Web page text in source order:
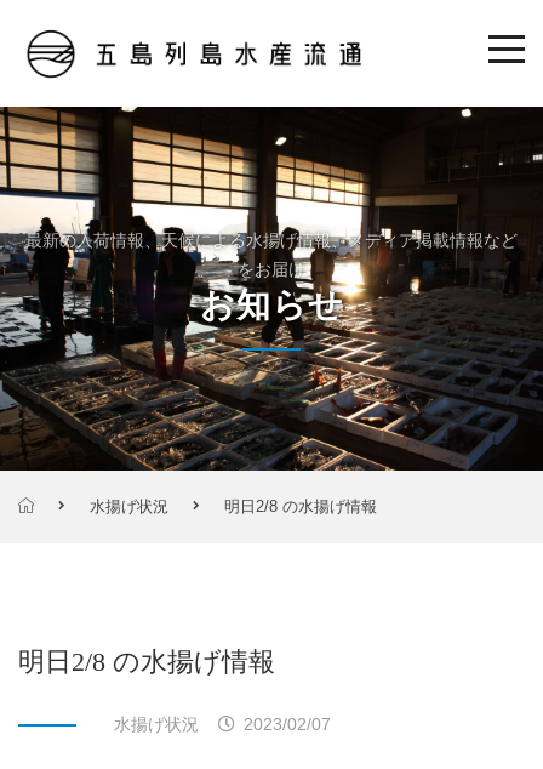
最新の入荷情報、天候による水揚げ情報、メディア掲載情報など
をお届け
お知らせ
水揚げ状況 明日2/8 の水揚げ情報
明日2/8 の水揚げ情報
水揚げ状況 2023/02/07